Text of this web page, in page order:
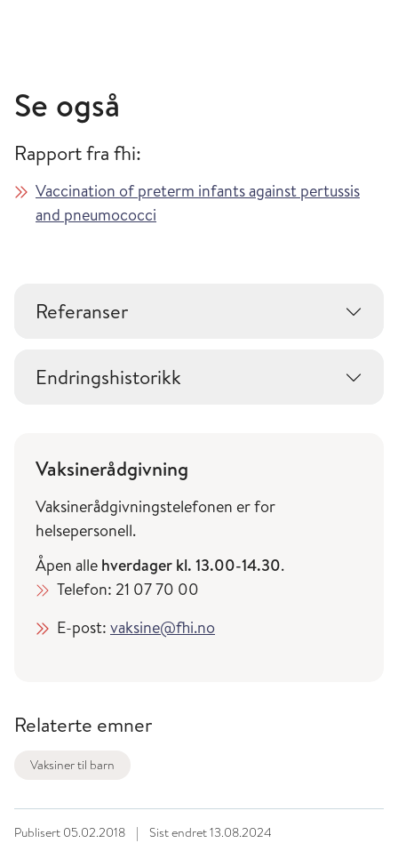
Se også
Rapport fra fhi:
Vaccination of preterm infants against pertussis
and pneumococci
Referanser
Endringshistorikk
Vaksinerådgivning
Vaksinerådgivningstelefonen er for
helsepersonell.
Åpen alle hverdager kl. 13.00-14.30.
Telefon: 21 07 70 00
E-post: vaksine@fhi.no
Relaterte emner
Vaksiner til barn
Publisert 05.02.2018 | Sist endret13.08.2024